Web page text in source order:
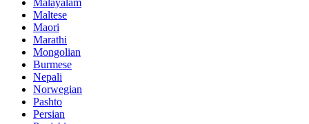
Malayalam
Maltese
Maori
Marathi
Mongolian
Burmese
Nepali
Norwegian
Pashto
Persian